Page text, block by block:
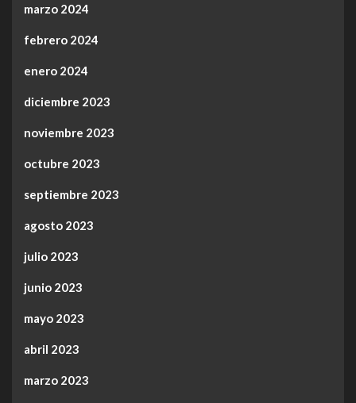
marzo 2024
febrero 2024
enero 2024
diciembre 2023
noviembre 2023
octubre 2023
septiembre 2023
agosto 2023
julio 2023
junio 2023
mayo 2023
abril 2023
marzo 2023